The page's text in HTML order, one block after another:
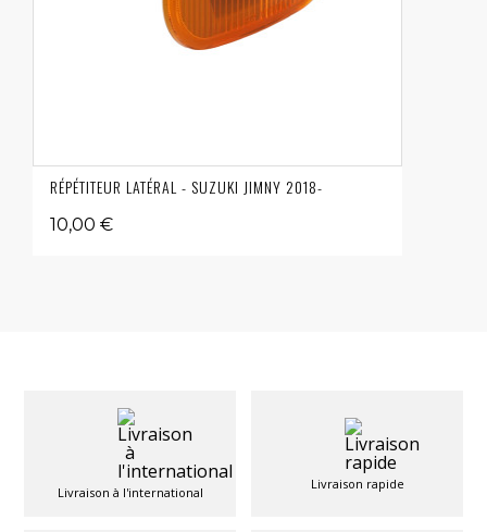
RÉPÉTITEUR LATÉRAL - SUZUKI JIMNY 2018-
10,00 €
Livraison à l'international
Livraison rapide